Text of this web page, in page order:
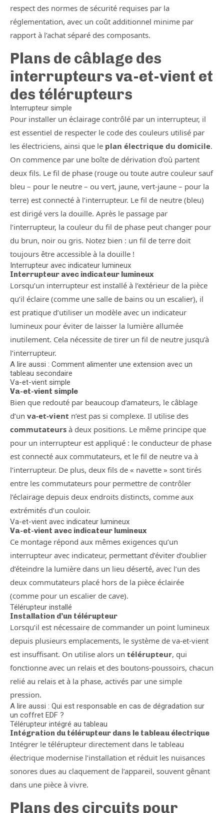
respect des normes de sécurité requises par la
réglementation, avec un coût additionnel minime par
rapport à l’achat séparé des composants.
Plans de câblage des
interrupteurs va-et-vient et
des télérupteurs
Interrupteur simple
Pour installer un éclairage contrôlé par un interrupteur, il
est essentiel de respecter le code des couleurs utilisé par
les électriciens, ainsi que le plan électrique du domicile.
On commence par une boîte de dérivation d’où partent
deux fils. Le fil de phase (rouge ou toute autre couleur sauf
bleu – pour le neutre – ou vert, jaune, vert-jaune – pour la
terre) est connecté à l’interrupteur. Le fil de neutre (bleu)
est dirigé vers la douille. Après le passage par
l’interrupteur, la couleur du fil de phase peut changer pour
du brun, noir ou gris. Notez bien : un fil de terre doit
toujours être accessible à la douille !
Interrupteur avec indicateur lumineux
Interrupteur avec indicateur lumineux
Lorsqu’un interrupteur est installé à l’extérieur de la pièce
qu’il éclaire (comme une salle de bains ou un escalier), il
est pratique d’utiliser un modèle avec un indicateur
lumineux pour éviter de laisser la lumière allumée
inutilement. Cela nécessite de tirer un fil de neutre jusqu’à
l’interrupteur.
A lire aussi : Comment alimenter une extension avec un
tableau secondaire
Va-et-vient simple
Va-et-vient simple
Bien que redouté par beaucoup d’amateurs, le câblage
d’un va-et-vient n’est pas si complexe. Il utilise des
commutateurs à deux positions. Le même principe que
pour un interrupteur est appliqué : le conducteur de phase
est connecté aux commutateurs, et le fil de neutre va à
l’interrupteur. De plus, deux fils de « navette » sont tirés
entre les commutateurs pour permettre de contrôler
l’éclairage depuis deux endroits distincts, comme aux
extrémités d’un couloir.
Va-et-vient avec indicateur lumineux
Va-et-vient avec indicateur lumineux
Ce montage répond aux mêmes exigences qu’un
interrupteur avec indicateur, permettant d’éviter d’oublier
d’éteindre la lumière dans un lieu déserté, avec l’un des
deux commutateurs placé hors de la pièce éclairée
(comme pour un escalier de cave).
Télérupteur installé
Installation d’un télérupteur
Lorsqu’il est nécessaire de commander un point lumineux
depuis plusieurs emplacements, le système de va-et-vient
est insuffisant. On utilise alors un télérupteur, qui
fonctionne avec un relais et des boutons-poussoirs, chacun
relié au relais et à la phase, activés par une simple
pression.
A lire aussi : Qui est responsable en cas de dégradation sur
un coffret EDF ?
Télérupteur intégré au tableau
Intégration du télérupteur dans le tableau électrique
Intégrer le télérupteur directement dans le tableau
électrique modernise l’installation et réduit les nuisances
sonores dues au claquement de l’appareil, souvent gênant
dans une pièce à vivre.
Plans des circuits pour